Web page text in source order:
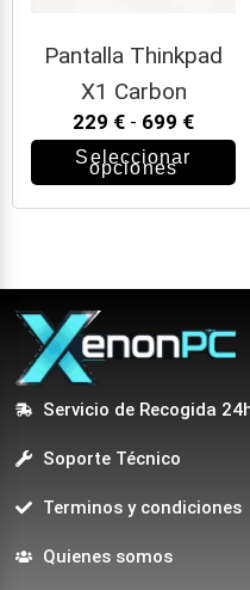
Pantalla Thinkpad
X1 Carbon
229 € - 699 €
Seleccionar
opciones
Servicio de Recogida
Soporte Técnico
Terminos y condiciones
Quienes somos